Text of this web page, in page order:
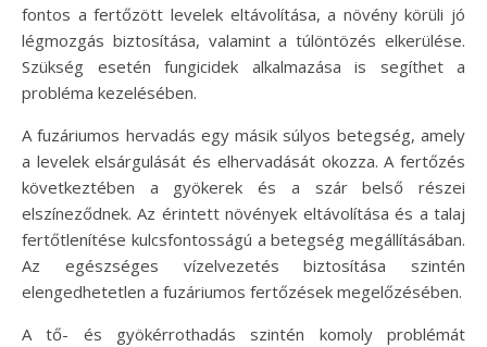
fontos a fertőzött levelek eltávolítása, a növény körüli jó
légmozgás biztosítása, valamint a túlöntözés elkerülése.
Szükség esetén fungicidek alkalmazása is segíthet a
probléma kezelésében.
A fuzáriumos hervadás egy másik súlyos betegség, amely
a levelek elsárgulását és elhervadását okozza. A fertőzés
következtében a gyökerek és a szár belső részei
elszíneződnek. Az érintett növények eltávolítása és a talaj
fertőtlenítése kulcsfontosságú a betegség megállításában.
Az egészséges vízelvezetés biztosítása szintén
elengedhetetlen a fuzáriumos fertőzések megelőzésében.
A tő- és gyökérrothadás szintén komoly problémát